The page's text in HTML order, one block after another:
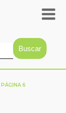
PÁGINA 6